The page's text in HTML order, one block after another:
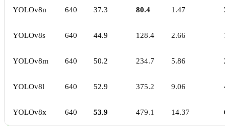
YOLOv8n 640 37.3 80.4 1.47
YOLOv8s 640 44.9 128.4 2.66
YOLOv8m 640 50.2 234.7 5.86
YOLOv8l 640 52.9 375.2 9.06
YOLOv8x 640 53.9 479.1 14.37